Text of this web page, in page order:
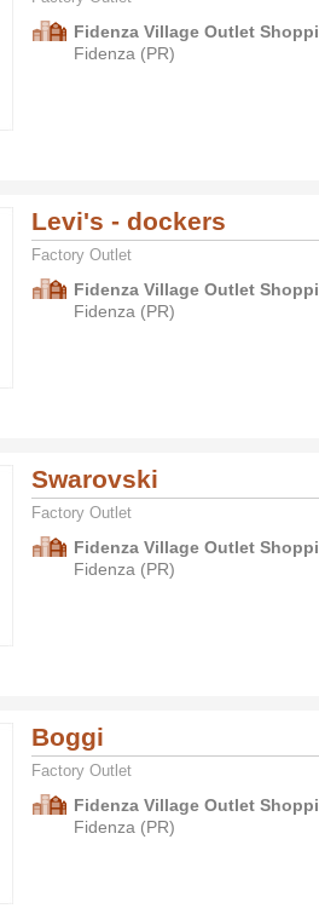
Fidenza Village Outlet
Fidenza (PR)
Levi's - dockers
Factory Outlet
Fidenza Village Outlet
Fidenza (PR)
Swarovski
Factory Outlet
Fidenza Village Outlet
Fidenza (PR)
Boggi
Factory Outlet
Fidenza Village Outlet
Fidenza (PR)